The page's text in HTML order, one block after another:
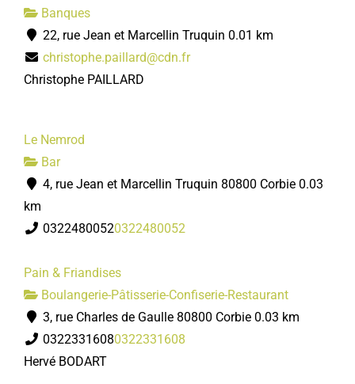
Banques
22, rue Jean et Marcellin Truquin 0.01 km
christophe.paillard@cdn.fr
Christophe PAILLARD
Le Nemrod
Bar
4, rue Jean et Marcellin Truquin 80800 Corbie 0.03
km
03224800520322480052
Pain & Friandises
Boulangerie-Pâtisserie-Confiserie-Restaurant
3, rue Charles de Gaulle 80800 Corbie 0.03 km
03223316080322331608
Hervé BODART